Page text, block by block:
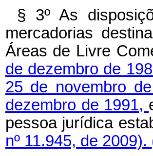
§ 3º As
mercadorias
Áreas de Livre
de dezembro de
25 de novembro
dezembro de 1991,
pessoa jurídica
nº 11.945, de 2009).